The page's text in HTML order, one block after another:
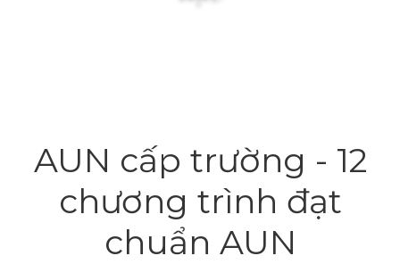
AUN cấp trường - 12
chương trình đạt
chuẩn AUN